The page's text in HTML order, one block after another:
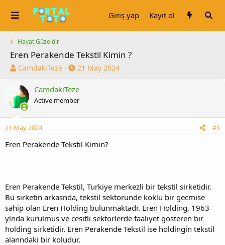
Giriş yap Kayıt ol
Hayat Güzeldir
Eren Perakende Tekstil Kimin ?
K
n
u
y
u
b
ş
n
CamdakiTeze
B
ş
a
ç
h
i
21 May 2024
CamdakiTeze
Active member
21 May 2024 #1
Eren Perakende Tekstil Kimin?
Eren Perakende Tekstil, Turkiye merkezli bir tekstil sirketidir.
Bu sirketin arkasnda, tekstil sektorunde koklu bir gecmise
sahip olan Eren Holding bulunmaktadr. Eren Holding, 1963
ylnda kurulmus ve cesitli sektorlerde faaliyet gosteren bir
holding sirketidir. Eren Perakende Tekstil ise holdingin tekstil
alanndaki bir koludur.